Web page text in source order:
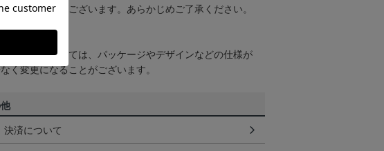
見える場合がございます。あらかじめご了承ください。
について】
い商品によっては、パッケージやデザインなどの仕様が
く変更になることがございます。
決済について